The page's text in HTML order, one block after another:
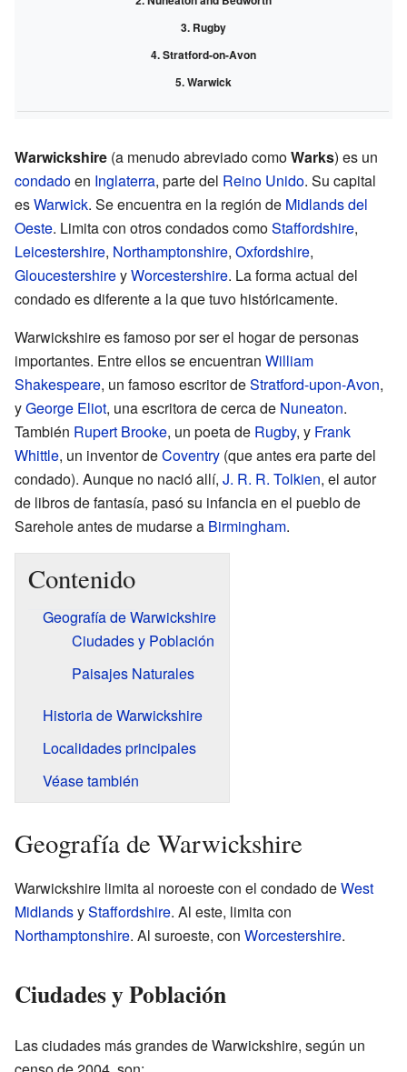
Rugby
Stratford-on-Avon
Warwick
Warwickshire (a menudo abreviado comoWarks) es un
condadoen Inglaterra, parte del Reino Unido. Su capital
esWarwick. Se encuentra en la región de Midlands del
Oeste. Limita con otros condados comoStaffordshire,
Leicestershire, Northamptonshire, Oxfordshire,
GloucestershireyWorcestershire. La forma actual del
condado es diferente a la que tuvo históricamente.
Warwickshire es famoso por ser el hogar de personas
importantes. Entre ellos se encuentran William
Shakespeare, un famoso escritor deStratford-upon-Avon,
yGeorge Eliot, una escritora de cerca de Nuneaton.
También Rupert Brooke, un poeta de Rugby, y Frank
Whittle, un inventor deCoventry (que antes era parte del
condado). Aunque no nació allí, J. R. R. Tolkien, el autor
de libros de fantasía, pasó su infancia en el pueblo de
Sarehole antes de mudarse a Birmingham.
Contenido
Geografía de Warwickshire
Ciudades y Población
Paisajes Naturales
Historia de Warwickshire
Localidades principales
Véase también
Geografía de Warwickshire
Warwickshire limita al noroeste con el condado deWest
MidlandsyStaffordshire. Al este, limita con
Northamptonshire. Al suroeste, con Worcestershire.
Ciudades y Población
Las ciudades más grandes de Warwickshire, según un